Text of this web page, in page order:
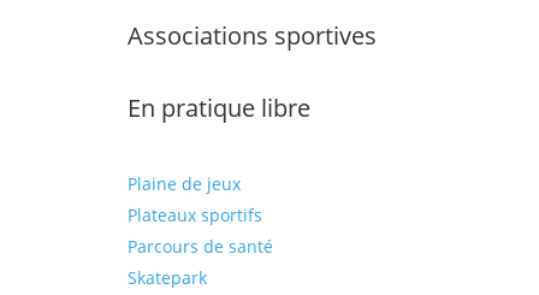
Associations sportives
En pratique libre
Plaine de jeux
Plateaux sportifs
Parcours de santé
Skatepark